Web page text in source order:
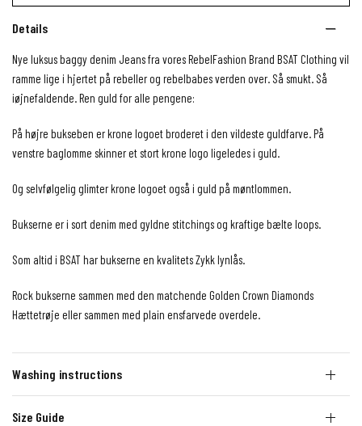
Details
Nye luksus baggy denim Jeans fra vores RebelFashion Brand BSAT Clothing vil
ramme lige i hjertet på rebeller og rebelbabes verden over. Så smukt. Så
iøjnefaldende. Ren guld for alle pengene:
På højre bukseben er krone logoet broderet i den vildeste guldfarve. På
venstre baglomme skinner et stort krone logo ligeledes i guld.
Og selvfølgelig glimter krone logoet også i guld på møntlommen.
Bukserne er i sort denim med gyldne stitchings og kraftige bælte loops.
Som altid i BSAT har bukserne en kvalitets Zykk lynlås.
Rock bukserne sammen med den matchende Golden Crown Diamonds
Hættetrøje eller sammen med plain ensfarvede overdele.
Washing instructions
Size Guide